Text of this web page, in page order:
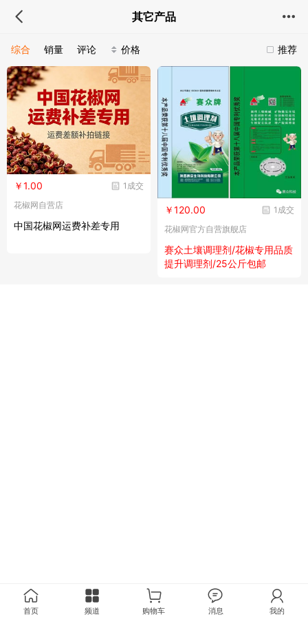
其它产品
推荐
综合 销量 评论 价格
1成交
￥1.00
花椒网自营店
中国花椒网运费补差专用
1成交
￥120.00
花椒网官方自营旗舰店
赛众土壤调理剂/花椒专用品质
提升调理剂/25公斤包邮
首页 频道 购物车 消息 我的